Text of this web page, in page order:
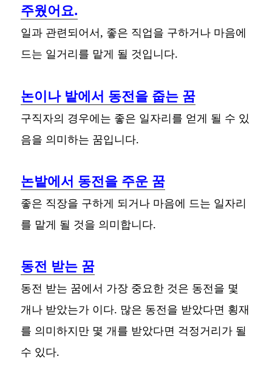
주웠어요.
일과 관련되어서, 좋은 직업을 구하거나 마음에
드는 일거리를 맡게 될 것입니다.
논이나 밭에서 동전을 줍는 꿈
구직자의 경우에는 좋은 일자리를 얻게 될 수 있
음을 의미하는 꿈입니다.
논밭에서 동전을 주운 꿈
좋은 직장을 구하게 되거나 마음에 드는 일자리
를 맡게 될 것을 의미합니다.
동전 받는 꿈
동전 받는 꿈에서 가장 중요한 것은 동전을 몇
개나 받았는가 이다. 많은 동전을 받았다면 횡재
를 의미하지만 몇 개를 받았다면 걱정거리가 될
수 있다.